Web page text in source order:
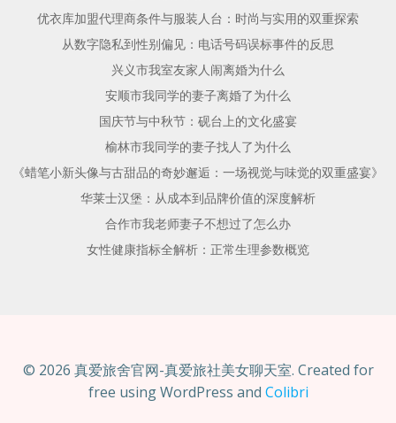
优衣库加盟代理商条件与服装人台：时尚与实用的双重探索
从数字隐私到性别偏见：电话号码误标事件的反思
兴义市我室友家人闹离婚为什么
安顺市我同学的妻子离婚了为什么
国庆节与中秋节：砚台上的文化盛宴
榆林市我同学的妻子找人了为什么
《蜡笔小新头像与古甜品的奇妙邂逅：一场视觉与味觉的双重盛宴》
华莱士汉堡：从成本到品牌价值的深度解析
合作市我老师妻子不想过了怎么办
女性健康指标全解析：正常生理参数概览
© 2026 真爱旅舍官网-真爱旅社美女聊天室. Created for
free using WordPress and Colibri